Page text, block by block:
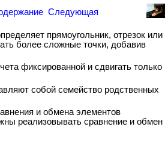
Следующая
прямоугольник, отрезок или
более сложные точки, добавив
фиксированной и сдвигать только
собой семейство родственных
и обмена элементов
реализовывать сравнение и обмен